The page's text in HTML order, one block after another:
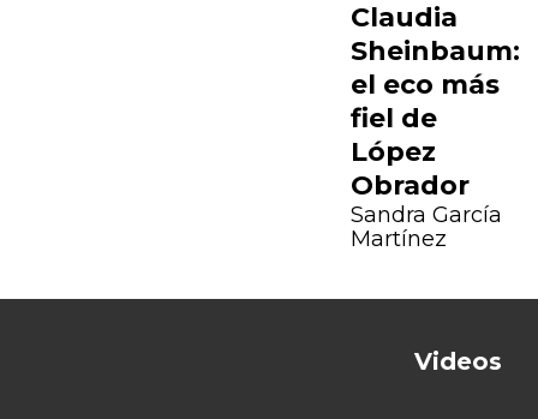
Claudia
Sheinbaum:
el eco más
fiel de
López
Obrador
Sandra García
Martínez
Videos